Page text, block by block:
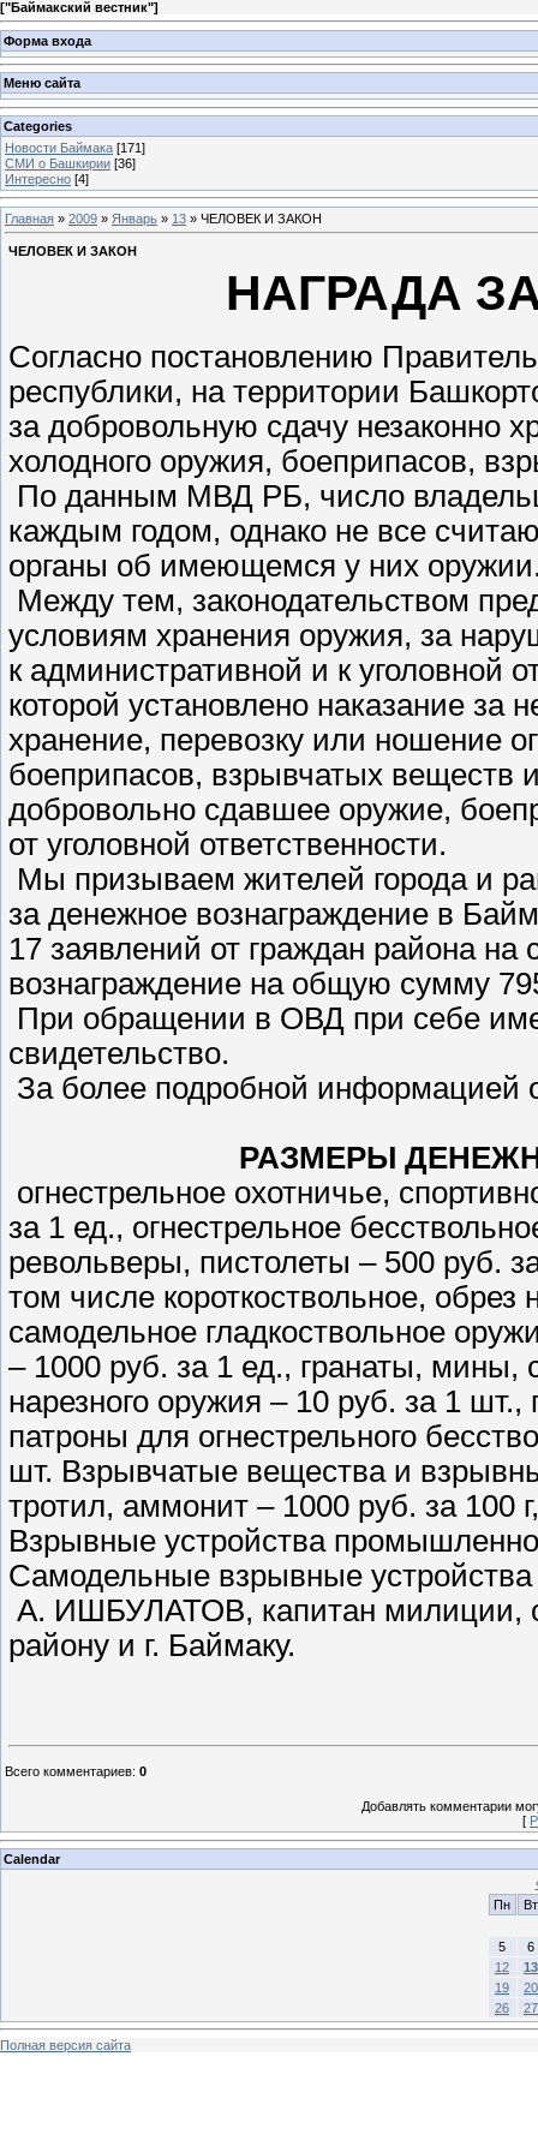
["Баймакский вестник"]
Форма входа
Меню сайта
Categories
Новости Баймака [171]
СМИ о Башкирии [36]
Интересно [4]
Главная » 2009 » Январь » 13 » ЧЕЛОВЕК И ЗАКОН
ЧЕЛОВЕК И ЗАКОН
НАГРАДА
Согласно постановлению
республики, на территории
за добровольную сдачу незаконно
холодного оружия, боеприпасов,
По данным МВД РБ, число
каждым годом, однако не все
органы об имеющемся у них
Между тем, законодательством
условиям хранения оружия, за
к административной и к уголовной
которой установлено наказание за
хранение, перевозку или ношение
боеприпасов, взрывчатых веществ
добровольно сдавшее оружие,
от уголовной ответственности.
Мы призываем жителей города и
за денежное вознаграждение в
17 заявлений от граждан района
вознаграждение на общую сумму
При обращении в ОВД при себе
свидетельство.
За более подробной информацией
РАЗМЕРЫ
огнестрельное охотничье,
за 1 ед., огнестрельное
револьверы, пистолеты – 500 руб.
том числе короткоствольное, обрез
самодельное гладкоствольное
– 1000 руб. за 1 ед., гранаты, мины,
нарезного оружия – 10 руб. за 1
патроны для огнестрельного
шт. Взрывчатые вещества и
тротил, аммонит – 1000 руб. за 100
Взрывные устройства
Самодельные взрывные устройства
А. ИШБУЛАТОВ, капитан милиции,
району и г. Баймаку.
Всего комментариев: 0
Добавлять комментарии
[
Calendar
Пн
Вт
5
6
12
13
19
20
26
27
Полная версия сайта